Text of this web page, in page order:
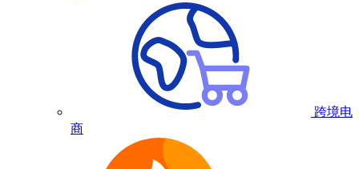
跨境电
商